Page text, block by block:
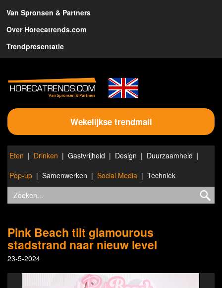
Van Spronsen & Partners
Over Horecatrends.com
Trendpresentatie
Wekelijkse trendmail
Eten Drinken Gastvrijheid Design
Duurzaamheid
Pop-up
Samenwerken Social Media Techniek
Pink Beach tilt glamourous
stadstrand naar nieuw level
23-5-2024